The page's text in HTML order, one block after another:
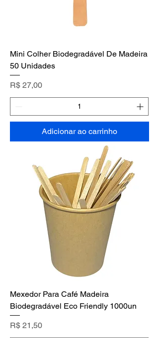
Mini Colher Biodegradável De Madeira
50 Unidades
Preço
R$ 27,00
Adicionar ao carrinho
Mexedor Para Café Madeira
Biodegradável Eco Friendly 1000un
Preço
R$ 21,50